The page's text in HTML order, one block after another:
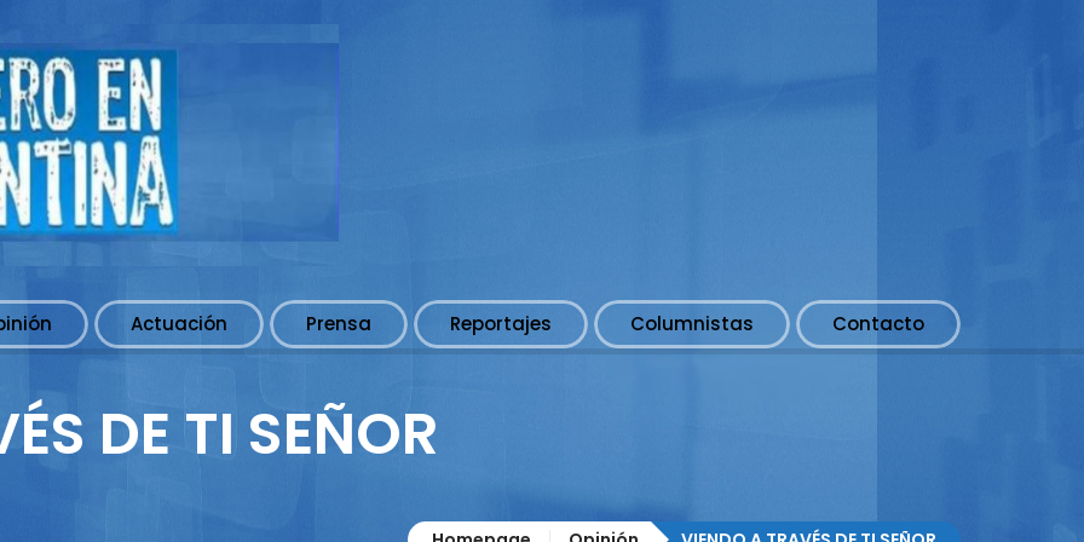
Actuación Prensa Reportajes Columnistas Contacto
DE TI SEÑOR